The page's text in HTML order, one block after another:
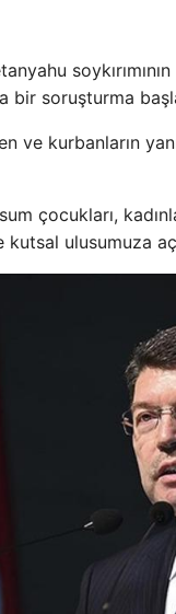
bir soruşturma
ve kurbanların
çocukları,
ulusumuza